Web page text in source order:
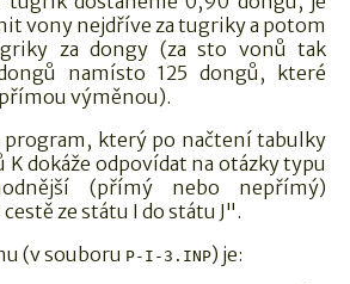
vony nejdříve za tugriky a potom
za dongy (za sto vonů tak
namísto 125 dongů, které
výměnou).
program, který po načtení tabulky
dokáže odpovídat na otázky typu
(přímý nebo nepřímý)
ze státu I do státu J".
(v souboru P-I-3.INP) je: